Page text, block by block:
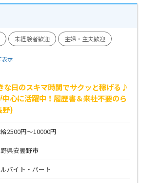
未経験者歓迎
主婦・主夫歓迎
表示
日のスキマ時間でサクッと稼げる♪
心に活躍中！履歴書＆来社不要のら
野)
2500円～10000円
県安曇野市
バイト・パート